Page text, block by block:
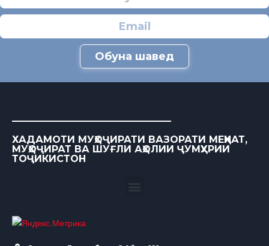
Обуна шавед
ХАДАМОТИ МУҲОҶИРАТИ ВАЗОРАТИ МЕҲНАТ,
МУҲОҶИРАТ ВА ШУҒЛИ АҲОЛИИ ҶУМҲУРИИ
ТОҶИКИСТОН